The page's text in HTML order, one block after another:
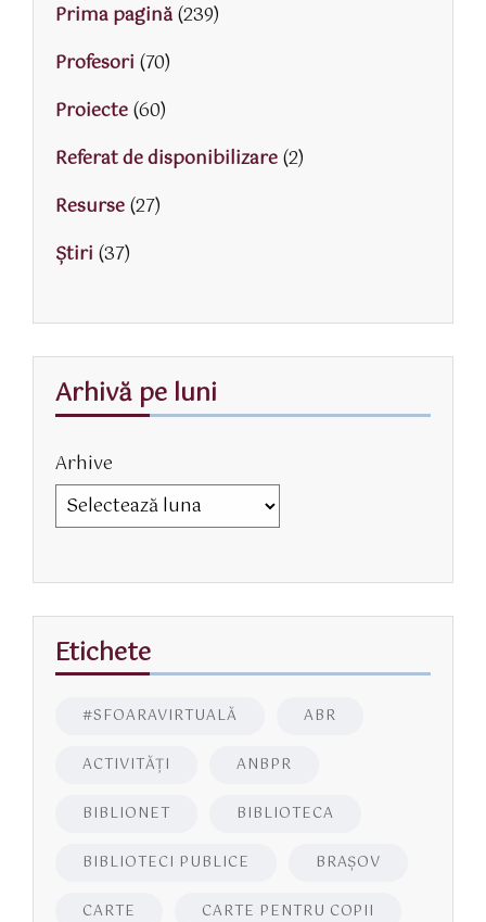
Prima pagină(239)
Profesori (70)
Proiecte(60)
Referat de disponibilizare(2)
Resurse(27)
Știri (37)
Arhivă pe luni
Arhive
Etichete
#SFOARAVIRTUALĂ ABR
ACTIVITĂŢI ANBPR
BIBLIONET BIBLIOTECA
BIBLIOTECI PUBLICE BRAŞOV
CARTE CARTE PENTRU COPII